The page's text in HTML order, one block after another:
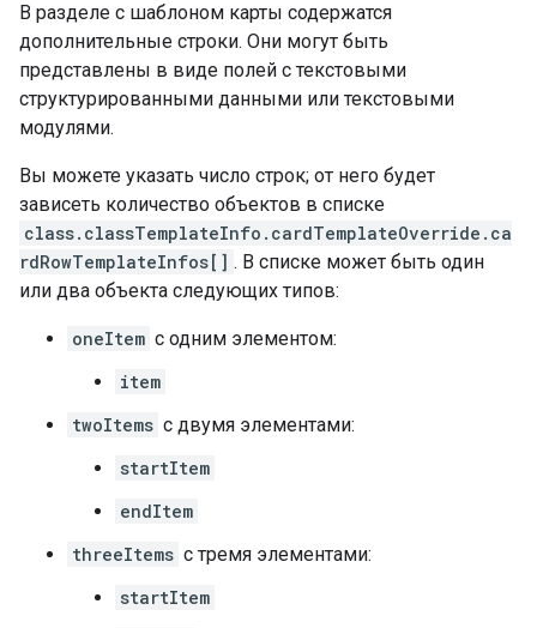
В разделе с шаблоном карты содержатся
дополнительные строки. Они могут быть
представлены в виде полей с текстовыми
структурированными данными или текстовыми
модулями.
Вы можете указать число строк; от него будет
зависеть количество объектов в списке
class.classTemplateInfo.cardTemplateOverride.ca
rdRowTemplateInfos[] . В списке может быть один
или два объекта следующих типов:
oneItem с одним элементом:
item
twoItems с двумя элементами:
startItem
endItem
threeItems с тремя элементами:
startItem